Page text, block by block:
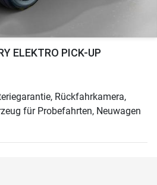
ELEKTRO PICK-UP
Rückfahrkamera,
für Probefahrten, Neuwagen